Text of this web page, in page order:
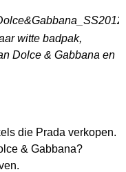
witte badpak,
Dolce & Gabbana en
die Prada verkopen.
& Gabbana?